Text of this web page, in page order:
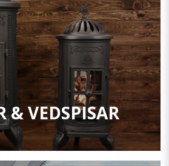
& VEDSPISAR